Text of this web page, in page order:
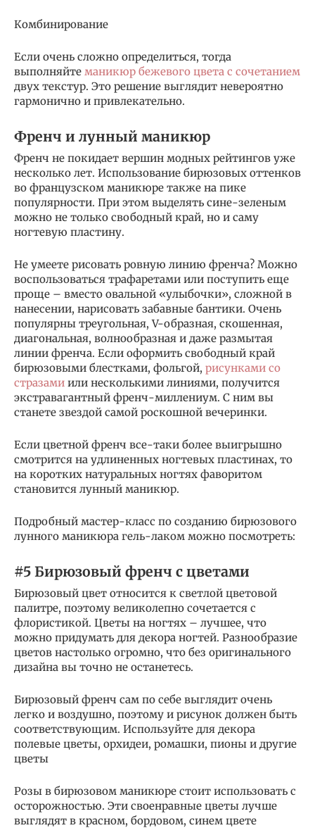
Комбинирование
Если очень сложно определиться, тогда
выполняйте маникюр бежевого цвета с сочетанием
двух текстур. Это решение выглядит невероятно
гармонично и привлекательно.
Френч и лунный маникюр
Френч не покидает вершин модных рейтингов уже
несколько лет. Использование бирюзовых оттенков
во французском маникюре также на пике
популярности. При этом выделять сине-зеленым
можно не только свободный край, но и саму
ногтевую пластину.
Не умеете рисовать ровную линию френча? Можно
воспользоваться трафаретами или поступить еще
проще – вместо овальной «улыбочки», сложной в
нанесении, нарисовать забавные бантики. Очень
популярны треугольная, V-образная, скошенная,
диагональная, волнообразная и даже размытая
линии френча. Если оформить свободный край
бирюзовыми блестками, фольгой, рисунками со
стразами или несколькими линиями, получится
экстравагантный френч-миллениум. С ним вы
станете звездой самой роскошной вечеринки.
Если цветной френч все-таки более выигрышно
смотрится на удлиненных ногтевых пластинах, то
на коротких натуральных ногтях фаворитом
становится лунный маникюр.
Подробный мастер-класс по созданию бирюзового
лунного маникюра гель-лаком можно посмотреть:
#5 Бирюзовый френч с цветами
Бирюзовый цвет относится к светлой цветовой
палитре, поэтому великолепно сочетается с
флористикой. Цветы на ногтях – лучшее, что
можно придумать для декора ногтей. Разнообразие
цветов настолько огромно, что без оригинального
дизайна вы точно не останетесь.
Бирюзовый френч сам по себе выглядит очень
легко и воздушно, поэтому и рисунок должен быть
соответствующим. Используйте для декора
полевые цветы, орхидеи, ромашки, пионы и другие
цветы
Розы в бирюзовом маникюре стоит использовать с
осторожностью. Эти своенравные цветы лучше
выглядят в красном, бордовом, синем цвете